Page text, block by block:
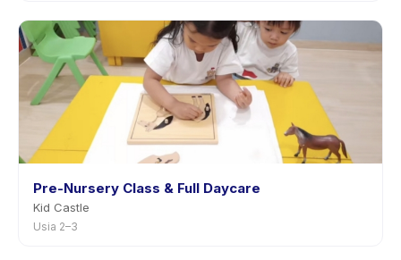
Pre-Nursery Class & Full Daycare
Kid Castle
Usia 2–3